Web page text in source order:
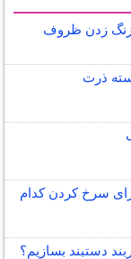
زنگ زدن ظروف
ذرت
سرخ کردن کدام
دستبند بسازیم؟